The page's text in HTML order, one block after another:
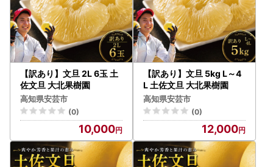
【訳あり】文旦 2L 6玉 土
佐文旦 大北果樹園
高知県安芸市
(0)
10,000
【訳あり】文旦 5kg L～4
L 土佐文旦 大北果樹園
高知県安芸市
(0)
12,000